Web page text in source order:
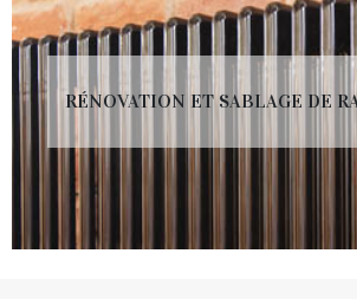
RÉNOVATION ET SABLAGE DE